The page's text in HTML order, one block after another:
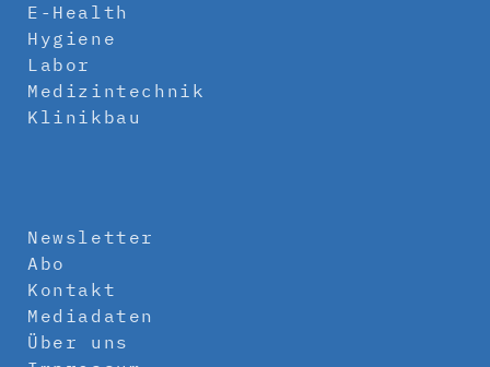
E-Health
Hygiene
Labor
Medizintechnik
Klinikbau
Newsletter
Abo
Kontakt
Mediadaten
Über uns